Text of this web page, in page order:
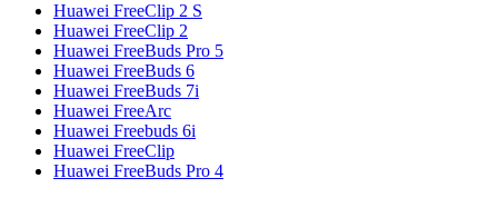
Huawei FreeClip 2 S
Huawei FreeClip 2
Huawei FreeBuds Pro 5
Huawei FreeBuds 6
Huawei FreeBuds 7i
Huawei FreeArc
Huawei Freebuds 6i
Huawei FreeClip
Huawei FreeBuds Pro 4